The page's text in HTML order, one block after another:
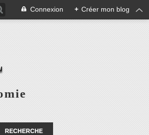
Connexion + Créer mon blog